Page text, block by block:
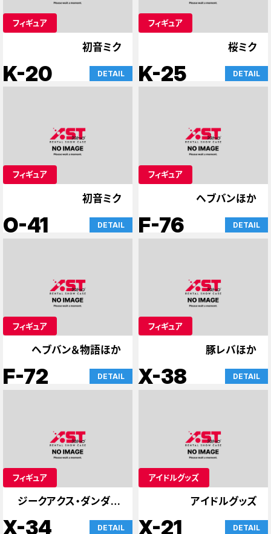
フィギュア
初音ミク
K-20 DETAIL
フィギュア
桜ミク
K-25 DETAIL
フィギュア
初音ミク
O-41 DETAIL
フィギュア
ヘブバンほか
F-76 DETAIL
フィギュア
ヘブバン＆物語ほか
F-72 DETAIL
フィギュア
豚レバほか
X-38 DETAIL
フィギュア
ジークアクス・ダンダダ
ンほか
X-34 DETAIL
アイドルグッズ
アイドルグッズ
X-21 DETAIL